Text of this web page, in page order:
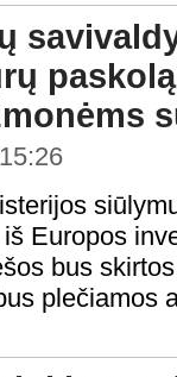
Europos
bus
plečiamos